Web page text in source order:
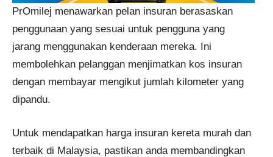
PrOmilej menawarkan pelan insuran berasaskan
penggunaan yang sesuai untuk pengguna yang
jarang menggunakan kenderaan mereka. Ini
membolehkan pelanggan menjimatkan kos insuran
dengan membayar mengikut jumlah kilometer yang
dipandu​​.
Untuk mendapatkan harga insuran kereta murah dan
terbaik di Malaysia, pastikan anda membandingkan